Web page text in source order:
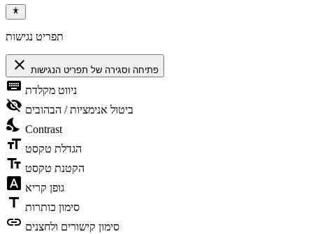
תפריט נגישות
close פתיחה וסגירה של תפריט הנגישות
keyboard ניווט מקלדת
visibility_off ביטול אנימציות / הבהובים
nights_stay Contrast
format_size הגדלת טקסט
text_fields הקטנת טקסט
font_download גופן קריא
title סימון כותרות
link סימון קישורים ולחצנים